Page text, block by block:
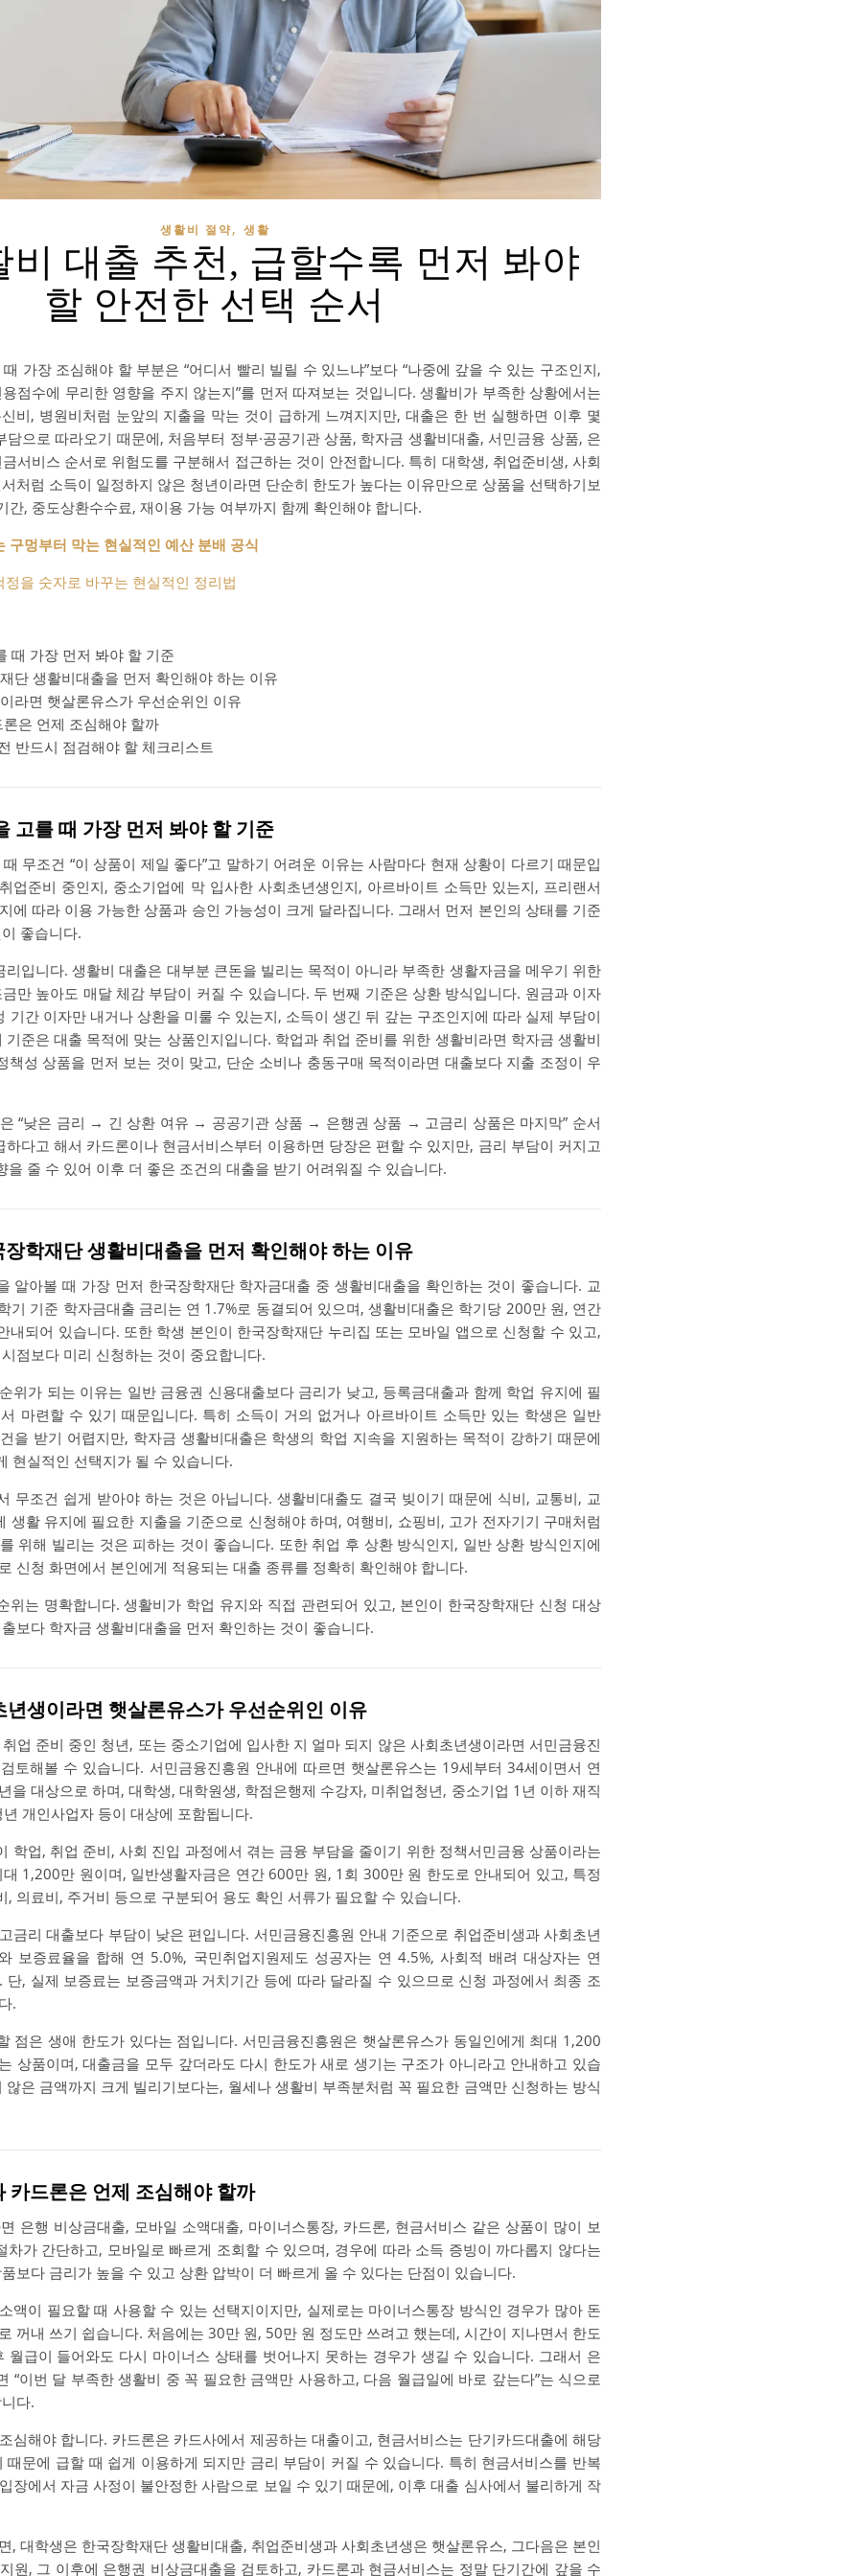
생활비 절약, 생활
비 대출 추천, 급할수록 먼저 봐야
할 안전한 선택 순서
가장 조심해야 할 부분은 “어디서 빨리 빌릴 수 있느냐”보다 “나중에 갚을 수 있는 구조인지,
점수에 무리한 영향을 주지 않는지”를 먼저 따져보는 것입니다. 생활비가 부족한 상황에서는
비, 병원비처럼 눈앞의 지출을 막는 것이 급하게 느껴지지만, 대출은 한 번 실행하면 이후 몇
으로 따라오기 때문에, 처음부터 정부·공공기관 상품, 학자금 생활비대출, 서민금융 상품, 은
서비스 순서로 위험도를 구분해서 접근하는 것이 안전합니다. 특히 대학생, 취업준비생, 사회
처럼 소득이 일정하지 않은 청년이라면 단순히 한도가 높다는 이유만으로 상품을 선택하기보
간, 중도상환수수료, 재이용 가능 여부까지 함께 확인해야 합니다.
구멍부터 막는 현실적인 예산 분배 공식
을 숫자로 바꾸는 현실적인 정리법
때 가장 먼저 봐야 할 기준
단 생활비대출을 먼저 확인해야 하는 이유
라면 햇살론유스가 우선순위인 이유
은 언제 조심해야 할까
반드시 점검해야 할 체크리스트
고를 때 가장 먼저 봐야 할 기준
무조건 “이 상품이 제일 좋다”고 말하기 어려운 이유는 사람마다 현재 상황이 다르기 때문입
업준비 중인지, 중소기업에 막 입사한 사회초년생인지, 아르바이트 소득만 있는지, 프리랜서
에 따라 이용 가능한 상품과 승인 가능성이 크게 달라집니다. 그래서 먼저 본인의 상태를 기준
좋습니다.
입니다. 생활비 대출은 대부분 큰돈을 빌리는 목적이 아니라 부족한 생활자금을 메우기 위한
만 높아도 매달 체감 부담이 커질 수 있습니다. 두 번째 기준은 상환 방식입니다. 원금과 이자
기간 이자만 내거나 상환을 미룰 수 있는지, 소득이 생긴 뒤 갚는 구조인지에 따라 실제 부담이
준은 대출 목적에 맞는 상품인지입니다. 학업과 취업 준비를 위한 생활비라면 학자금 생활비
책성 상품을 먼저 보는 것이 맞고, 단순 소비나 충동구매 목적이라면 대출보다 지출 조정이 우
“낮은 금리 → 긴 상환 여유 → 공공기관 상품 → 은행권 상품 → 고금리 상품은 마지막” 순서
다고 해서 카드론이나 현금서비스부터 이용하면 당장은 편할 수 있지만, 금리 부담이 커지고
을 줄 수 있어 이후 더 좋은 조건의 대출을 받기 어려워질 수 있습니다.
학재단 생활비대출을 먼저 확인해야 하는 이유
알아볼 때 가장 먼저 한국장학재단 학자금대출 중 생활비대출을 확인하는 것이 좋습니다. 교
기 기준 학자금대출 금리는 연 1.7%로 동결되어 있으며, 생활비대출은 학기당 200만 원, 연간
내되어 있습니다. 또한 학생 본인이 한국장학재단 누리집 또는 모바일 앱으로 신청할 수 있고,
점보다 미리 신청하는 것이 중요합니다.
위가 되는 이유는 일반 금융권 신용대출보다 금리가 낮고, 등록금대출과 함께 학업 유지에 필
마련할 수 있기 때문입니다. 특히 소득이 거의 없거나 아르바이트 소득만 있는 학생은 일반
을 받기 어렵지만, 학자금 생활비대출은 학생의 학업 지속을 지원하는 목적이 강하기 때문에
현실적인 선택지가 될 수 있습니다.
무조건 쉽게 받아야 하는 것은 아닙니다. 생활비대출도 결국 빚이기 때문에 식비, 교통비, 교
생활 유지에 필요한 지출을 기준으로 신청해야 하며, 여행비, 쇼핑비, 고가 전자기기 구매처럼
위해 빌리는 것은 피하는 것이 좋습니다. 또한 취업 후 상환 방식인지, 일반 상환 방식인지에
신청 화면에서 본인에게 적용되는 대출 종류를 정확히 확인해야 합니다.
위는 명확합니다. 생활비가 학업 유지와 직접 관련되어 있고, 본인이 한국장학재단 신청 대상
보다 학자금 생활비대출을 먼저 확인하는 것이 좋습니다.
년생이라면 햇살론유스가 우선순위인 이유
업 준비 중인 청년, 또는 중소기업에 입사한 지 얼마 되지 않은 사회초년생이라면 서민금융진
토해볼 수 있습니다. 서민금융진흥원 안내에 따르면 햇살론유스는 19세부터 34세이면서 연
을 대상으로 하며, 대학생, 대학원생, 학점은행제 수강자, 미취업청년, 중소기업 1년 이하 재직
개인사업자 등이 대상에 포함됩니다.
학업, 취업 준비, 사회 진입 과정에서 겪는 금융 부담을 줄이기 위한 정책서민금융 상품이라는
1,200만 원이며, 일반생활자금은 연간 600만 원, 1회 300만 원 한도로 안내되어 있고, 특정
, 의료비, 주거비 등으로 구분되어 용도 확인 서류가 필요할 수 있습니다.
금리 대출보다 부담이 낮은 편입니다. 서민금융진흥원 안내 기준으로 취업준비생과 사회초년
보증료율을 합해 연 5.0%, 국민취업지원제도 성공자는 연 4.5%, 사회적 배려 대상자는 연
단, 실제 보증료는 보증금액과 거치기간 등에 따라 달라질 수 있으므로 신청 과정에서 최종 조
.
점은 생애 한도가 있다는 점입니다. 서민금융진흥원은 햇살론유스가 동일인에게 최대 1,200
상품이며, 대출금을 모두 갚더라도 다시 한도가 새로 생기는 구조가 아니라고 안내하고 있습
은 금액까지 크게 빌리기보다는, 월세나 생활비 부족분처럼 꼭 필요한 금액만 신청하는 방식
카드론은 언제 조심해야 할까
은행 비상금대출, 모바일 소액대출, 마이너스통장, 카드론, 현금서비스 같은 상품이 많이 보
차가 간단하고, 모바일로 빠르게 조회할 수 있으며, 경우에 따라 소득 증빙이 까다롭지 않다는
보다 금리가 높을 수 있고 상환 압박이 더 빠르게 올 수 있다는 단점이 있습니다.
액이 필요할 때 사용할 수 있는 선택지이지만, 실제로는 마이너스통장 방식인 경우가 많아 돈
꺼내 쓰기 쉽습니다. 처음에는 30만 원, 50만 원 정도만 쓰려고 했는데, 시간이 지나면서 한도
월급이 들어와도 다시 마이너스 상태를 벗어나지 못하는 경우가 생길 수 있습니다. 그래서 은
“이번 달 부족한 생활비 중 꼭 필요한 금액만 사용하고, 다음 월급일에 바로 갚는다”는 식으로
다.
심해야 합니다. 카드론은 카드사에서 제공하는 대출이고, 현금서비스는 단기카드대출에 해당
때문에 급할 때 쉽게 이용하게 되지만 금리 부담이 커질 수 있습니다. 특히 현금서비스를 반복
장에서 자금 사정이 불안정한 사람으로 보일 수 있기 때문에, 이후 대출 심사에서 불리하게 작
, 대학생은 한국장학재단 생활비대출, 취업준비생과 사회초년생은 햇살론유스, 그다음은 본인
원, 그 이후에 은행권 비상금대출을 검토하고, 카드론과 현금서비스는 정말 단기간에 갚을 수